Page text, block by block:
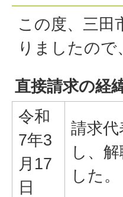
この度、三田
りましたの
直接請求の経
令和
7年3
月17
日
請求
し、
した。